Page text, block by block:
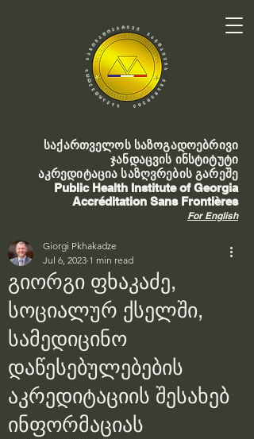
საქართველოს საზოგადოებრივი
ჯანდაცვის ინსტიტუტი
აკრედიტაცია საზღვრების გარეშე
Public Health Institute of Georgia
Accréditation Sans Frontières
For English
გიორგი ფხაკაძე,
სოციალურ ქსელში,
სამედიცინო
დაწესებულებების
აკრედიტაციის შესახებ
ინფორმაციას
Giorgi Pkhakadze
Jul 6, 2023 1 min read